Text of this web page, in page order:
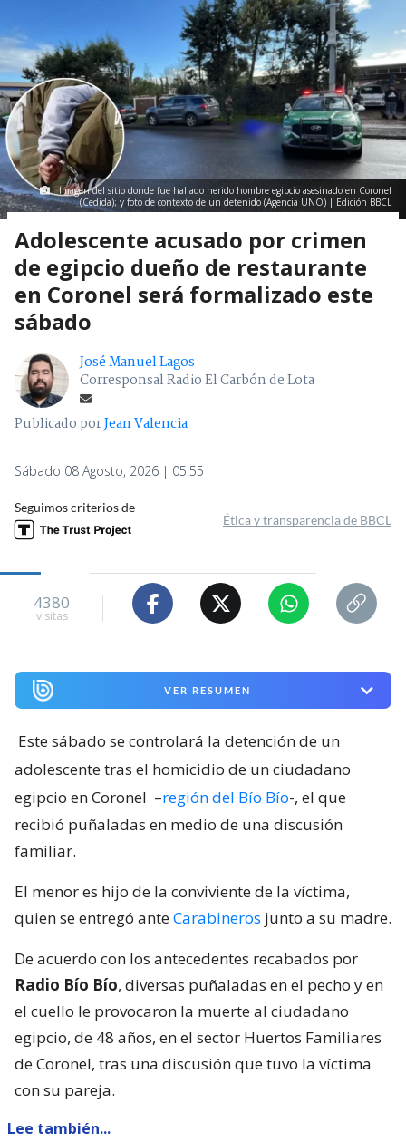
Imagen del sitio donde fue hallado herido hombre egipcio asesinado en Coronel
(Cedida); y foto de contexto de un detenido (Agencia UNO) | Edición BBCL
Adolescente acusado por crimen
de egipcio dueño de restaurante
en Coronel será formalizado este
sábado
José Manuel Lagos
Corresponsal Radio El Carbón de Lota
Publicado porJean Valencia
Sábado 08 Agosto, 2026 | 05:55
Seguimos criterios de
Ética y transparencia de BBCL
4380
visitas
VER RESUMEN
Este sábado se controlará la detención de un
adolescente tras el homicidio de un ciudadano
egipcio en Coronel –región del Bío Bío-, el que
recibió puñaladas en medio de una discusión
familiar.
El menor es hijo de la conviviente de la víctima,
quien se entregó anteCarabineros junto a su madre.
De acuerdo con los antecedentes recabados por
Radio Bío Bío, diversas puñaladas en el pecho y en
el cuello le provocaron la muerte al ciudadano
egipcio, de 48 años, en el sector Huertos Familiares
de Coronel, tras una discusión que tuvo la víctima
con su pareja.
Lee también...